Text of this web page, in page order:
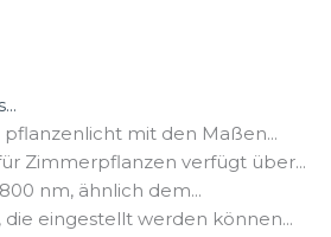
pflanzenlicht mit den Maßen...
Zimmerpflanzen verfügt über...
nm, ähnlich dem...
eingestellt werden können...